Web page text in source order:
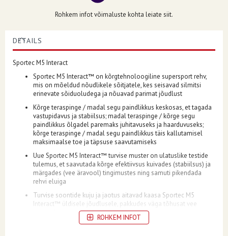
Rohkem infot võimaluste kohta leiate siit.
DETAILS
Sportec M5 Interact
Sportec M5 Interact™ on kõrgtehnoloogiline supersport rehv,
mis on mõeldud nõudlikele sõitjatele, kes seisavad silmitsi
erinevate sõiduoludega ja nõuavad parimat jõudlust
Kõrge teraspinge / madal segu paindlikkus keskosas, et tagada
vastupidavus ja stabiilsus; madal teraspinge / kõrge segu
paindlikkus õlgadel paremaks juhitavuseks ja haarduvuseks;
kõrge teraspinge / madal segu paindlikkus täis kallutamisel
maksimaalse toe ja täpsuse saavutamiseks
Uue Sportec M5 Interact™ turvise muster on ulatuslike testide
tulemus, et saavutada kõrge efektiivsus kuivades (stabiilsus) ja
märgades (vee äravool) tingimustes ning samuti pikendada
rehvi eluiga
Turvise soontide kuju ja jaotus aitavad kaasa Sportec M5
Interact™ üldisele jõudlusele, pakkudes väga tõhusat vee
äravoolu ja suurepärast paindlikkust
Sisetoruseta (TL)
ROHKEM INFOT